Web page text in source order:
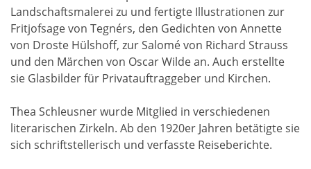
Landschaftsmalerei zu und fertigte Illustrationen zur
Fritjofsage von Tegnérs, den Gedichten von Annette
von Droste Hülshoff, zur Salomé von Richard Strauss
und den Märchen von Oscar Wilde an. Auch erstellte
sie Glasbilder für Privatauftraggeber und Kirchen.
Thea Schleusner wurde Mitglied in verschiedenen
literarischen Zirkeln. Ab den 1920er Jahren betätigte sie
sich schriftstellerisch und verfasste Reiseberichte.